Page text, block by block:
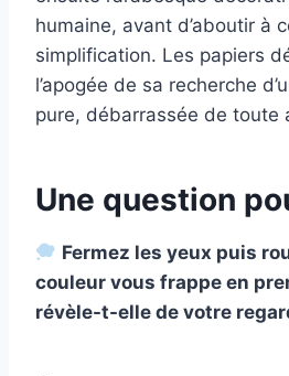
humaine, avant d’aboutir à
simplification. Les papiers
l’apogée de sa recherche
pure, débarrassée de toute
Une question
Fermez les yeux puis
couleur vous frappe en
révèle-t-elle de votre